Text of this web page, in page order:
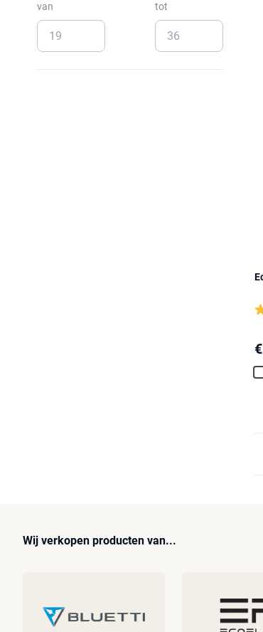
van tot
Wij verkopen producten van...